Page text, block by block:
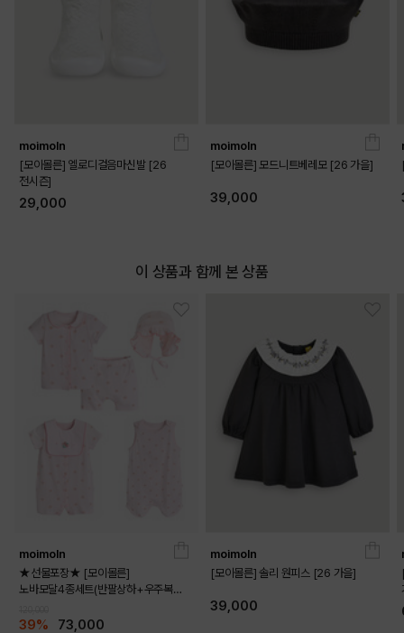
moimoln
[모이몰른] 엘로디걸음마신발 [26
전시즌]
29,000
moimoln
[모이몰른] 모드니트베레모 [26 가을]
39,000
이 상품과 함께 본 상품
moimoln
★선물포장★ [모이몰른]
노바모달4종세트(반팔상하+우주복
39% 73,000
moimoln
[모이몰른] 솔리 원피스 [26 가을]
39,000